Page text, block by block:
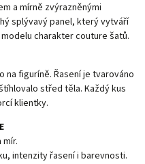
a mírně zvýrazněnými
splývavý panel, který vytváří
charakter couture šatů.
na figuríně. Řasení je tvarováno
střed těla. Každý kus
klientky.
intenzity řasení i barevnosti.